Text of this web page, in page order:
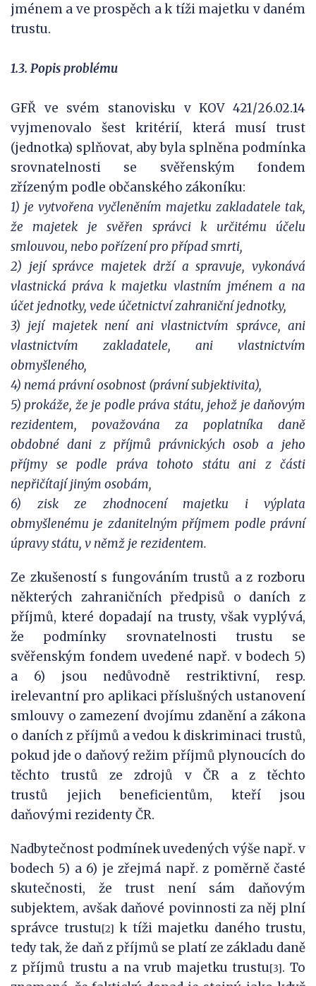
jménem a ve prospěch a k tíži majetku v daném
trustu.
1.3. Popis problému
GFŘ ve svém stanovisku v KOV 421/26.02.14
vyjmenovalo šest kritérií, která musí trust
(jednotka) splňovat, aby byla splněna podmínka
srovnatelnosti se svěřenským fondem
zřízeným podle občanského zákoníku:
1) je vytvořena vyčleněním majetku zakladatele tak,
že majetek je svěřen správci k určitému účelu
smlouvou, nebo pořízení pro případ smrti,
2) její správce majetek drží a spravuje, vykonává
vlastnická práva k majetku vlastním jménem a na
účet jednotky, vede účetnictví zahraniční jednotky,
3) její majetek není ani vlastnictvím správce, ani
vlastnictvím zakladatele, ani vlastnictvím
obmyšleného,
4) nemá právní osobnost (právní subjektivita),
5) prokáže, že je podle práva státu, jehož je daňovým
rezidentem, považována za poplatníka daně
obdobné dani z příjmů právnických osob a jeho
příjmy se podle práva tohoto státu ani z části
nepřičítají jiným osobám,
6) zisk ze zhodnocení majetku i výplata
obmyšlenému je zdanitelným příjmem podle právní
úpravy státu, v němž je rezidentem.
Ze zkušeností s fungováním trustů a z rozboru
některých zahraničních předpisů o daních z
příjmů, které dopadají na trusty, však vyplývá,
že podmínky srovnatelnosti trustu se
svěřenským fondem uvedené např. v bodech 5)
a 6) jsou nedůvodně restriktivní, resp.
irelevantní pro aplikaci příslušných ustanovení
smlouvy o zamezení dvojímu zdanění a zákona
o daních z příjmů a vedou k diskriminaci trustů,
pokud jde o daňový režim příjmů plynoucích do
těchto trustů ze zdrojů v ČR a z těchto
trustů jejich beneficientům, kteří jsou
daňovými rezidenty ČR.
Nadbytečnost podmínek uvedených výše např. v
bodech 5) a 6) je zřejmá např. z poměrně časté
skutečnosti, že trust není sám daňovým
subjektem, avšak daňové povinnosti za něj plní
správce trustu[2] k tíži majetku daného trustu,
tedy tak, že daň z příjmů se platí ze základu daně
z příjmů trustu a na vrub majetku trustu[3]. To